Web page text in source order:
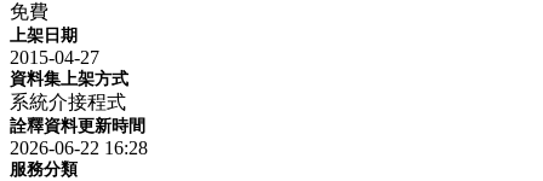
免費
上架日期
2015-04-27
資料集上架方式
系統介接程式
詮釋資料更新時間
2026-06-22 16:28
服務分類